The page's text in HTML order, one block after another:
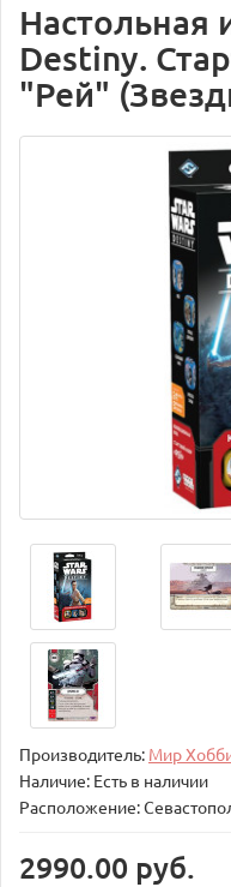
Настольная
Destiny.
"Рей"
Производитель: Мир
Наличие: Есть в наличии
Расположение:
2990.00 руб.